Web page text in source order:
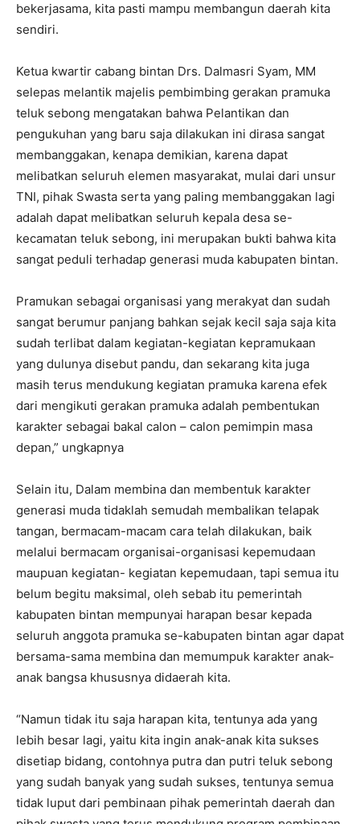
bekerjasama, kita pasti mampu membangun daerah kita
sendiri.
Ketua kwartir cabang bintan Drs. Dalmasri Syam, MM
selepas melantik majelis pembimbing gerakan pramuka
teluk sebong mengatakan bahwa Pelantikan dan
pengukuhan yang baru saja dilakukan ini dirasa sangat
membanggakan, kenapa demikian, karena dapat
melibatkan seluruh elemen masyarakat, mulai dari unsur
TNI, pihak Swasta serta yang paling membanggakan lagi
adalah dapat melibatkan seluruh kepala desa se-
kecamatan teluk sebong, ini merupakan bukti bahwa kita
sangat peduli terhadap generasi muda kabupaten bintan.
Pramukan sebagai organisasi yang merakyat dan sudah
sangat berumur panjang bahkan sejak kecil saja saja kita
sudah terlibat dalam kegiatan-kegiatan kepramukaan
yang dulunya disebut pandu, dan sekarang kita juga
masih terus mendukung kegiatan pramuka karena efek
dari mengikuti gerakan pramuka adalah pembentukan
karakter sebagai bakal calon – calon pemimpin masa
depan,” ungkapnya
Selain itu, Dalam membina dan membentuk karakter
generasi muda tidaklah semudah membalikan telapak
tangan, bermacam-macam cara telah dilakukan, baik
melalui bermacam organisai-organisasi kepemudaan
maupuan kegiatan- kegiatan kepemudaan, tapi semua itu
belum begitu maksimal, oleh sebab itu pemerintah
kabupaten bintan mempunyai harapan besar kepada
seluruh anggota pramuka se-kabupaten bintan agar dapat
bersama-sama membina dan memumpuk karakter anak-
anak bangsa khususnya didaerah kita.
“Namun tidak itu saja harapan kita, tentunya ada yang
lebih besar lagi, yaitu kita ingin anak-anak kita sukses
disetiap bidang, contohnya putra dan putri teluk sebong
yang sudah banyak yang sudah sukses, tentunya semua
tidak luput dari pembinaan pihak pemerintah daerah dan